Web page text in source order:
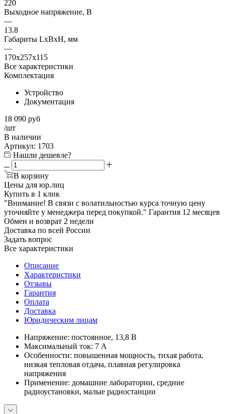
220
Выходное напряжение, В
—
13.8
Габариты LхBхН, мм
—
170x257x115
Все характеристики
Комплектация
Устройство
Документация
18 090 руб
/шт
В наличии
Артикул: 1703
Нашли дешевле?
В корзину
Цены для юр.лиц
Купить в 1 клик
"Внимание! В связи с волатильностью курса точную цену
уточняйте у менеджера перед покупкой." Гарантия 12 месяцев
Обмен и возврат 2 недели
Доставка по всей России
Задать вопрос
Все характеристики
Описание
Характеристики
Отзывы
Гарантия
Оплата
Доставка
Юридическим лицам
Напряжение: постоянное, 13,8 В
Максимальный ток: 7 А
Особенности: повышенная мощность, тихая работа,
низкая тепловая отдача, плавная регулировка
напряжения
Применение: домашние лаборатории, средние
радиоустановки, малые радиостанции